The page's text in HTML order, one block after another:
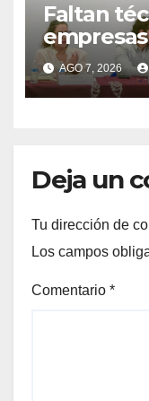
Faltan
terminen
AGO 7, 2026
Deja un
Tu dirección de
Los campos
Comentario *